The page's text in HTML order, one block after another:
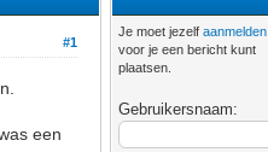
#1
een
Je moet jezelfaanmelden
voor je een bericht kunt
plaatsen.
Gebruikersnaam: